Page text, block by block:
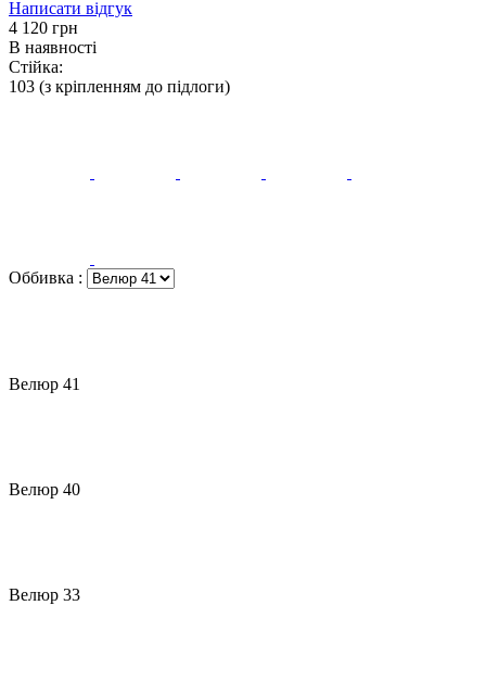
Написати відгук
‍4 120‍ грн
В наявності
Стійка:
103 (з кріпленням до підлоги)
Оббивка :
Велюр 41
Велюр 40
Велюр 33